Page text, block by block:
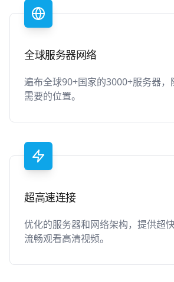
全球服务器网络
遍布全球90+国家的3000+服务器，
需要的位置。
超高速连接
优化的服务器和网络架构，提供超
流畅观看高清视频。